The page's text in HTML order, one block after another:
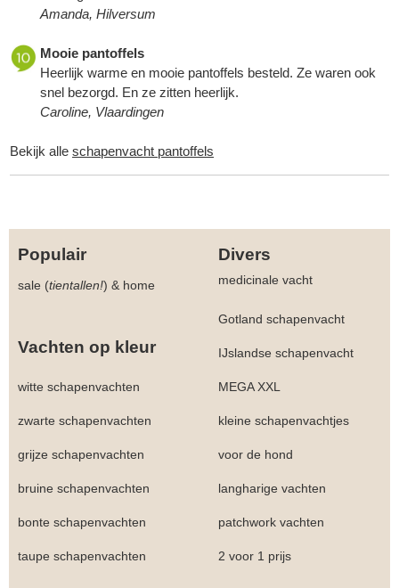
Amanda, Hilversum
Mooie pantoffels
Heerlijk warme en mooie pantoffels besteld. Ze waren ook
snel bezorgd. En ze zitten heerlijk.
Caroline, Vlaardingen
Bekijk alle schapenvacht pantoffels
Populair Divers
sale (tientallen!) & home medicinale vacht
Gotland schapenvacht
Vachten op kleur IJslandse schapenvacht
witte schapenvachten MEGA XXL
zwarte schapenvachten kleine schapenvachtjes
grijze schapenvachten voor de hond
bruine schapenvachten langharige vachten
bonte schapenvachten patchwork vachten
taupe schapenvachten 2 voor 1 prijs